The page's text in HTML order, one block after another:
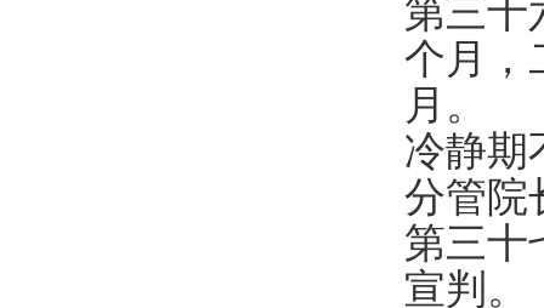
第三
个月，
月。
冷静期
分管院
第三
宣判。